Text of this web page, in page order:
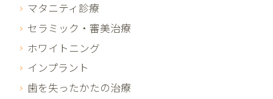
マタニティ診療
セラミック・審美治療
ホワイトニング
インプラント
歯を失ったかたの治療